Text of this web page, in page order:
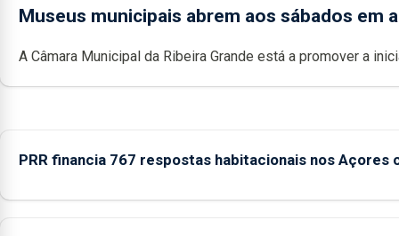
Museus municipais abrem aos sábados em
A Câmara Municipal da Ribeira Grande está a promover a
PRR financia 767 respostas habitacionais nos Açores